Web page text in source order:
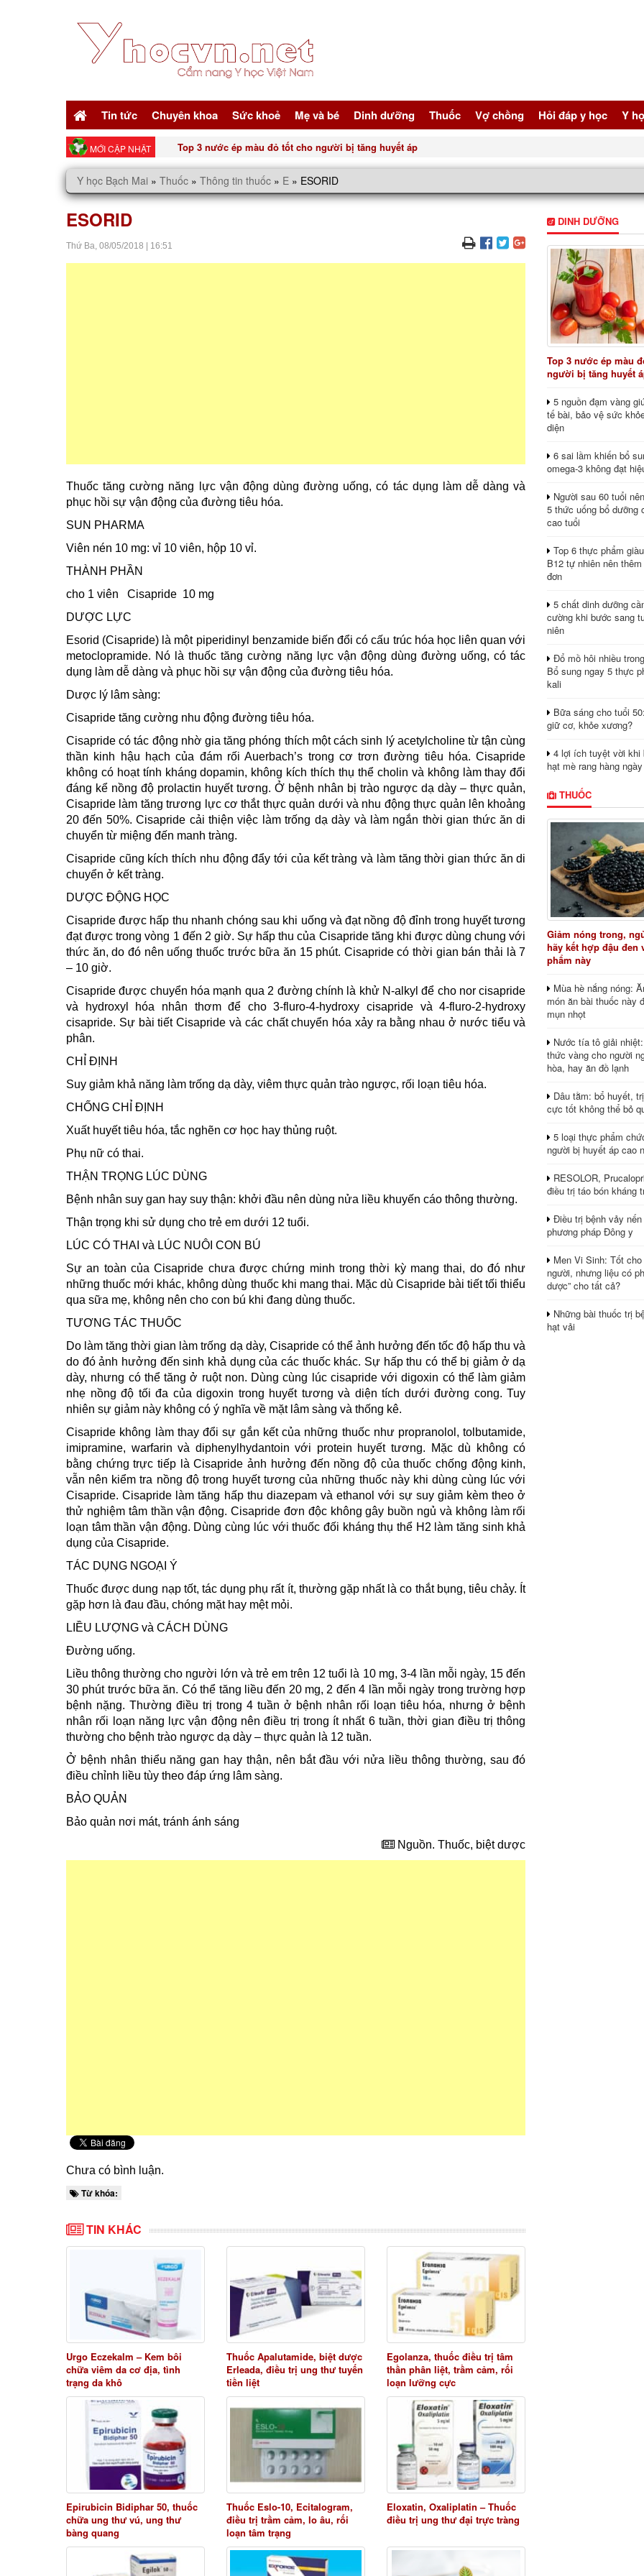
Tin tức Chuyên khoa Sức khoẻ Mẹ và bé Dinh dưỡng Thuốc Vợ chồng Hỏi đáp y học Y
MỚI CẬP NHẬT Top 3 nước ép màu đỏ tốt cho người bị tăng huyết áp
Y học Bạch Mai » Thuốc » Thông tin thuốc » E » ESORID
ESORID
Thứ Ba, 08/05/2018 16:51
Thuốc tăng cường năng lực vận động dùng đường uống, có tác dụng làm dễ dàng và
phục hồi sự vận động của đường tiêu hóa.
SUN PHARMA
Viên nén 10 mg: vỉ 10 viên, hộp 10 vỉ.
THÀNH PHẦN
cho 1 viên
Cisapride 10 mg
DƯỢC LỰC
Esorid (Cisapride) là một piperidinyl benzamide biến đổi có cấu trúc hóa học liên quan với
metoclopramide. Nó là thuốc tăng cường năng lực vận động dùng đường uống, có tác
dụng làm dễ dàng và phục hồi sự vận động của đường tiêu hóa.
Dược lý lâm sàng:
Cisapride tăng cường nhu động đường tiêu hóa.
Cisapride có tác động nhờ gia tăng phóng thích một cách sinh lý acetylcholine từ tận cùng
thần kinh hậu hạch của đám rối Auerbach’s trong cơ trơn đường tiêu hóa. Cisapride
không có hoạt tính kháng dopamin, không kích thích thụ thể cholin và không làm thay đổi
đáng kể nồng độ prolactin huyết tương. Ở bệnh nhân bị trào ngược dạ dày – thực quản,
Cisapride làm tăng trương lực cơ thắt thực quản dưới và nhu động thực quản lên khoảng
20 đến 50%. Cisapride cải thiện việc làm trống dạ dày và làm ngắn thời gian thức ăn di
chuyển từ miệng đến manh tràng.
Cisapride cũng kích thích nhu động đẩy tới của kết tràng và làm tăng thời gian thức ăn di
chuyển ở kết tràng.
DƯỢC ĐỘNG HỌC
Cisapride được hấp thu nhanh chóng sau khi uống và đạt nồng độ đỉnh trong huyết tương
đạt được trong vòng 1 đến 2 giờ. Sự hấp thu của Cisapride tăng khi được dùng chung với
thức ăn, do đó nên uống thuốc trước bữa ăn 15 phút. Cisapride có thời gian bán thải là 7
– 10 giờ.
Cisapride được chuyển hóa mạnh qua 2 đường chính là khử N-alkyl để cho nor cisapride
và hydroxyl hóa nhân thơm để cho 3-fluro-4-hydroxy cisapride và 4-fluro-2-hydroxy
cisapride. Sự bài tiết Cisapride và các chất chuyển hóa xảy ra bằng nhau ở nước tiểu và
phân.
CHỈ ĐỊNH
Suy giảm khả năng làm trống dạ dày, viêm thực quản trào ngược, rối loạn tiêu hóa.
CHỐNG CHỈ ĐỊNH
Xuất huyết tiêu hóa, tắc nghẽn cơ học hay thủng ruột.
Phụ nữ có thai.
THẬN TRỌNG LÚC DÙNG
Bệnh nhân suy gan hay suy thận: khởi đầu nên dùng nửa liều khuyến cáo thông thường.
Thận trọng khi sử dụng cho trẻ em dưới 12 tuổi.
LÚC CÓ THAI và LÚC NUÔI CON BÚ
Sự an toàn của Cisapride chưa được chứng minh trong thời kỳ mang thai, do đó như
những thuốc mới khác, không dùng thuốc khi mang thai. Mặc dù Cisapride bài tiết tối thiểu
qua sữa mẹ, không nên cho con bú khi đang dùng thuốc.
TƯƠNG TÁC THUỐC
Do làm tăng thời gian làm trống dạ dày, Cisapride có thể ảnh hưởng đến tốc độ hấp thu và
do đó ảnh hưởng đến sinh khả dụng của các thuốc khác. Sự hấp thu có thể bị giảm ở dạ
dày, nhưng có thể tăng ở ruột non. Dùng cùng lúc cisapride với digoxin có thể làm giảm
nhẹ nồng độ tối đa của digoxin trong huyết tương và diện tích dưới đường cong. Tuy
nhiên sự giảm này không có ý nghĩa về mặt lâm sàng và thống kê.
Cisapride không làm thay đổi sự gắn kết của những thuốc như propranolol, tolbutamide,
imipramine, warfarin và diphenylhydantoin với protein huyết tương. Mặc dù không có
bằng chứng trực tiếp là Cisapride ảnh hưởng đến nồng độ của thuốc chống động kinh,
vẫn nên kiểm tra nồng độ trong huyết tương của những thuốc này khi dùng cùng lúc với
Cisapride. Cisapride làm tăng hấp thu diazepam và ethanol với sự suy giảm kèm theo ở
thử nghiệm tâm thần vận động. Cisapride đơn độc không gây buồn ngủ và không làm rối
loạn tâm thần vận động. Dùng cùng lúc với thuốc đối kháng thụ thể H2 làm tăng sinh khả
dụng của Cisapride.
TÁC DỤNG NGOẠI Ý
Thuốc được dung nạp tốt, tác dụng phụ rất ít, thường gặp nhất là co thắt bụng, tiêu chảy. Ít
gặp hơn là đau đầu, chóng mặt hay mệt mỏi.
LIỀU LƯỢNG và CÁCH DÙNG
Đường uống.
Liều thông thường cho người lớn và trẻ em trên 12 tuổi là 10 mg, 3-4 lần mỗi ngày, 15 đến
30 phút trước bữa ăn. Có thể tăng liều đến 20 mg, 2 đến 4 lần mỗi ngày trong trường hợp
bệnh nặng. Thường điều trị trong 4 tuần ở bệnh nhân rối loạn tiêu hóa, nhưng ở bệnh
nhân rối loạn năng lực vận động nên điều trị trong ít nhất 6 tuần, thời gian điều trị thông
thường cho bệnh trào ngược dạ dày – thực quản là 12 tuần.
Ở bệnh nhân thiểu năng gan hay thận, nên bắt đầu với nửa liều thông thường, sau đó
điều chỉnh liều tùy theo đáp ứng lâm sàng.
BẢO QUẢN
Bảo quản nơi mát, tránh ánh sáng
Nguồn. Thuốc, biệt dược
Chưa có bình luận.
Từ khóa:
TIN KHÁC
Urgo Eczekalm – Kem bôi
chữa viêm da cơ địa, tình
trạng da khô
Thuốc Apalutamide, biệt dược
Erleada, điều trị ung thư tuyến
tiền liệt
Egolanza, thuốc điều trị tâm
thần phân liệt, trầm cảm, rối
loạn lưỡng cực
Epirubicin Bidiphar 50, thuốc
chữa ung thư vú, ung thư
bàng quang
Thuốc Eslo-10, Ecitalogram,
điều trị trầm cảm, lo âu, rối
loạn tâm trạng
Eloxatin, Oxaliplatin – Thuốc
điều trị ung thư đại trực tràng
DINH DƯỠNG
Top 3 nước ép màu
người bị tăng huyết
5 nguồn đạm vàng
tế bài, bảo vệ sức
diện
6 sai lầm khiến bổ
omega-3 không đạt
Người sau 60 tuổi
5 thức uống bổ dưỡng
cao tuổi
Top 6 thực phẩm
B12 tự nhiên nên
đơn
5 chất dinh dưỡng
cường khi bước sang
niên
Đổ mồ hôi nhiều
Bổ sung ngay 5 thực
kali
Bữa sáng cho tuổi
giữ cơ, khỏe xương?
4 lợi ích tuyệt vời khi
hạt mè rang hàng ngày
THUỐC
Giảm nóng trong,
hãy kết hợp đậu đen
phẩm này
Mùa hè nắng nóng:
món ăn bài thuốc này
mụn nhọt
Nước tía tô giải
thức vàng cho người
hòa, hay ăn đồ lạnh
Dâu tằm: bổ huyết,
cực tốt không thể bỏ
5 loại thực phẩm
người bị huyết áp cao
RESOLOR,
điều trị táo bón kháng
Điều trị bệnh vảy nến
phương pháp Đông y
Men Vi Sinh: Tốt
người, nhưng liệu có
dược” cho tất cả?
Những bài thuốc trị
hạt vải